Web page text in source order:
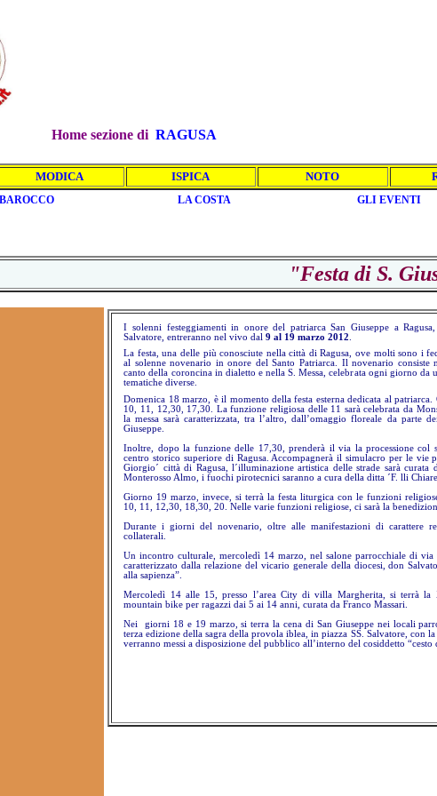
Home sezione di RAGUSA
MODICA ISPICA NOTO
LA COSTA GLI EVENTI
"Festa di S.
I solenni festeggiamenti in onore del patriarca San Giuseppe a
Salvatore, entreranno nel vivo dal9 al 19 marzo 2012
La festa, una delle più conosciute nella città di Ragusa, ove molti sono i
al solenne novenario in onore del Santo Patriarca. Il novenario consiste
canto della coroncina in dialetto e nella S. Messa, celebrata ogni giorno da
tematiche diverse.
Domenica 18 marzo, è il momento della festa esterna dedicata al patriarca.
10, 11, 12,30, 17,30. La funzione religiosa delle 11 sarà celebrata da
la messa sarà caratterizzata, tra l’altro, dall’omaggio floreale da parte
Giuseppe.
Inoltre, dopo la funzione delle 17,30, prenderà il via la processione col
centro storico superiore di Ragusa. Accompagnerà il simulacro per le vie
Giorgio´ città di Ragusa, l´illuminazione artistica delle strade sarà curata
Monterosso Almo, i fuochi pirotecnici saranno a cura della ditta ´F. lli
Giorno 19 marzo, invece, si terrà la festa liturgica con le funzioni
10, 11, 12,30, 18,30, 20. Nelle varie funzioni religiose, ci sarà la
Durante i giorni del novenario, oltre alle manifestazioni di carattere
collaterali.
Un incontro culturale, mercoledì 14 marzo, nel salone parrocchiale di
caratterizzato dalla relazione del vicario generale della diocesi, don
alla sapienza”.
Mercoledì 14 alle 15, presso l’area City di villa Margherita, si terrà
mountain bike per ragazzi dai 5 ai 14 anni, curata da Franco Massari.
Nei giorni 18 e 19 marzo, si terra la cena di San Giuseppe nei locali
terza edizione della sagra della provola iblea, in piazza SS. Salvatore, con
verranno messi a disposizione del pubblico all’interno del cosiddetto “cesto